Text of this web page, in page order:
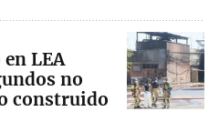
LEA
no
construido